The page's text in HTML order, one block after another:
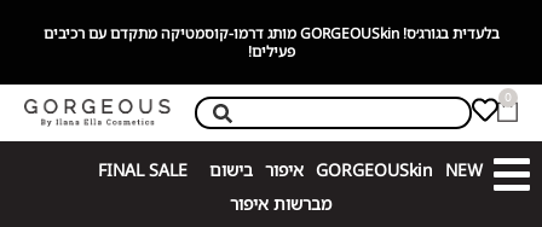
בלעדית בגורג׳ס! GORGEOUSkin מותג דרמו-קוסמטיקה מתקדם עם רכיבים
פעילים!
0
NEW
GORGEOUSkin איפור בישום
FINAL SALE
מברשות איפור